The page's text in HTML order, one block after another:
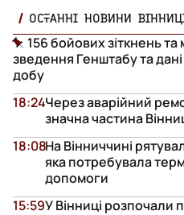
ОСТАННІ НОВИНИ
156 бойових зіткнень та
зведення Генштабу та
добу
Через аварійний
значна частина
18:24
На Вінниччині
яка потребувала
допомоги
18:08
У Вінниці розпочали
15:59